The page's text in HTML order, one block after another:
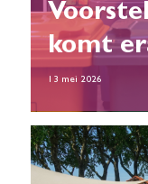
komt
13 mei 2026